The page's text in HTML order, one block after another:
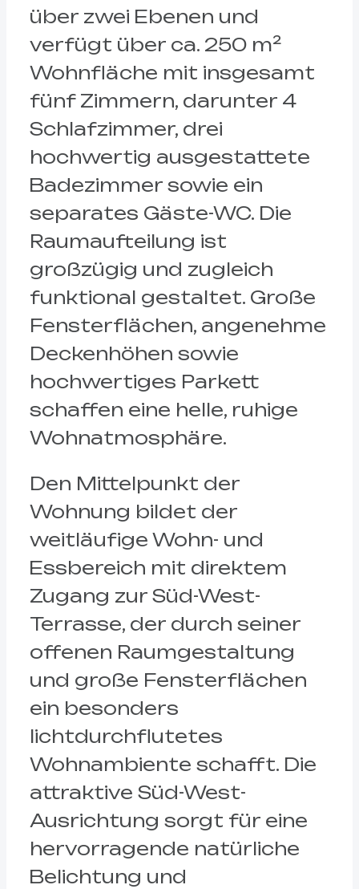
über zwei Ebenen und
verfügt über ca. 250 m²
Wohnfläche mit insgesamt
fünf Zimmern, darunter 4
Schlafzimmer, drei
hochwertig ausgestattete
Badezimmer sowie ein
separates Gäste-WC. Die
Raumaufteilung ist
großzügig und zugleich
funktional gestaltet. Große
Fensterflächen, angenehme
Deckenhöhen sowie
hochwertiges Parkett
schaffen eine helle, ruhige
Wohnatmosphäre.
Den Mittelpunkt der
Wohnung bildet der
weitläufige Wohn- und
Essbereich mit direktem
Zugang zur Süd-West-
Terrasse, der durch seiner
offenen Raumgestaltung
und große Fensterflächen
ein besonders
lichtdurchflutetes
Wohnambiente schafft. Die
attraktive Süd-West-
Ausrichtung sorgt für eine
hervorragende natürliche
Belichtung und